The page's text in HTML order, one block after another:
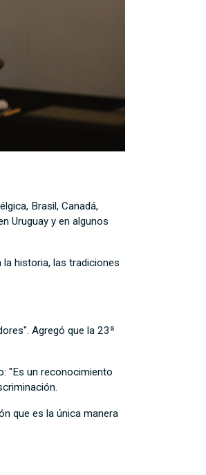
Brasil, Canadá,
Uruguay y en algunos
historia, las tradiciones
Agregó que la 23ª
"Es un reconocimiento
que es la única manera